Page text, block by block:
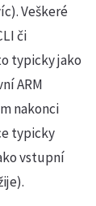
Veškeré
či
typicky jako
ARM
nakonci
typicky
vstupní